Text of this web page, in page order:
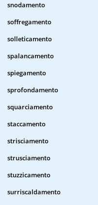
snodamento
soffregamento
solleticamento
spalancamento
spiegamento
sprofondamento
squarciamento
staccamento
strisciamento
strusciamento
stuzzicamento
surriscaldamento